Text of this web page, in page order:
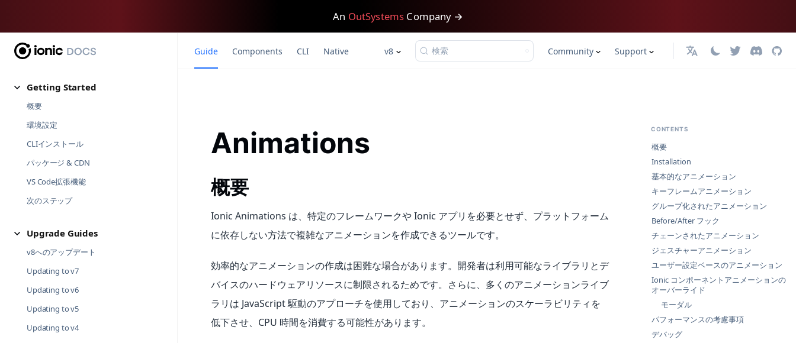
An OutSystems Company →
Getting Started
概要
環境設定
CLIインストール
パッケージ & CDN
VS Code拡張機能
次のステップ
Upgrade Guides
v8へのアップデート
Updating to v7
Updating to v6
Updating to v5
Updating to v4
Guide Components CLI Native v8 検索 Community Support 日本語
Animations
概要
Ionic Animations は、特定のフレームワークや Ionic アプリを必要とせず、プラットフォーム
に依存しない方法で複雑なアニメーションを作成できるツールです。
効率的なアニメーションの作成は困難な場合があります。開発者は利用可能なライブラリとデ
バイスのハードウェアリソースに制限されるためです。さらに、多くのアニメーションライブ
ラリは JavaScript 駆動のアプローチを使用しており、アニメーションのスケーラビリティを
低下させ、CPU 時間を消費する可能性があります。
CONTENTS
概要
Installation
基本的なアニメーション
キーフレームアニメーション
グループ化されたアニメーション
Before/After フック
チェーンされたアニメーション
ジェスチャーアニメーション
ユーザー設定ベースのアニメーション
Ionic コンポーネントアニメーションの
オーバーライド
モーダル
パフォーマンスの考慮事項
デバッグ